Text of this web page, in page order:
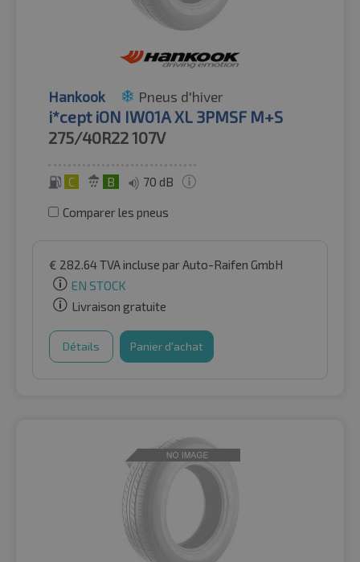
Hankook Pneus d'hiver
i*cept iON IW01A XL 3PMSF M+S
275/40R22107V
C B 70 dB
Comparer les pneus
€ 282.64TVA incluse par Auto-Raifen GmbH
EN STOCK
Livraison gratuite
Détails Panier d'achat